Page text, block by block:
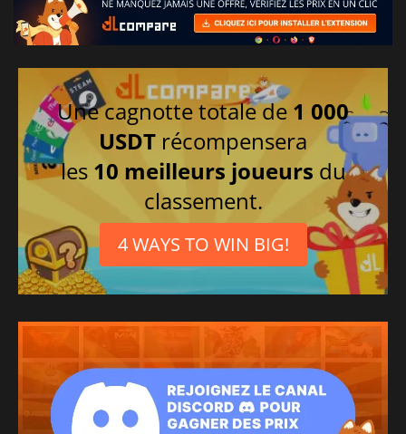
Une cagnotte totale de 1 000
USDT récompensera
les 10 meilleurs joueurs du
classement.
4 WAYS TO WIN BIG!